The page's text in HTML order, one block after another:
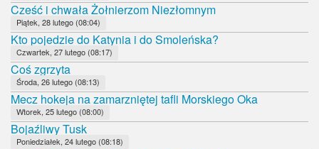
Cześć i chwała Żołnierzom Niezłomnym
Piątek, 28 lutego (08:04)
Kto pojedzie do Katynia i do Smoleńska?
Czwartek, 27 lutego (08:17)
Coś zgrzyta
Środa, 26 lutego (08:13)
Mecz hokeja na zamarzniętej tafli Morskiego Oka
Wtorek, 25 lutego (08:00)
Bojaźliwy Tusk
Poniedziałek, 24 lutego (08:18)